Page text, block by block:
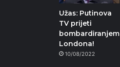
Užas: Putinova
TV prijeti
bombardiranjem
Londona!
10/08/2022